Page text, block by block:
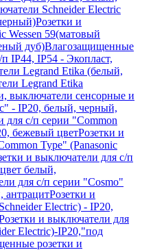
Schneider Electric
Розетки и
Wessen 59(матовый
дуб)Влагозащищенные
IP44, IP54 - Экопласт,
Legrand Etika (белый,
Legrand Etika
выключатели сенсорные и
- IP20, белый, черный,
для с/п серии "Common
бежевый цветРозетки и
Type" (Panasonic
и выключатели для с/п
белый,
для с/п серии "Cosmo"
антрацитРозетки и
Electric) - IP20,
и выключатели для
Electric)-IP20,"под
розетки и